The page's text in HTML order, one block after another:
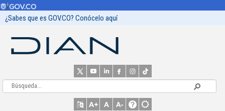
¿Sabes que es GOV.CO? Conócelo aquí